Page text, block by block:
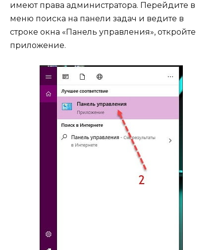
имеют права администратора. Перейдите в
меню поиска на панели задач и ведите в
строке окна «Панель управления», откройте
приложение.